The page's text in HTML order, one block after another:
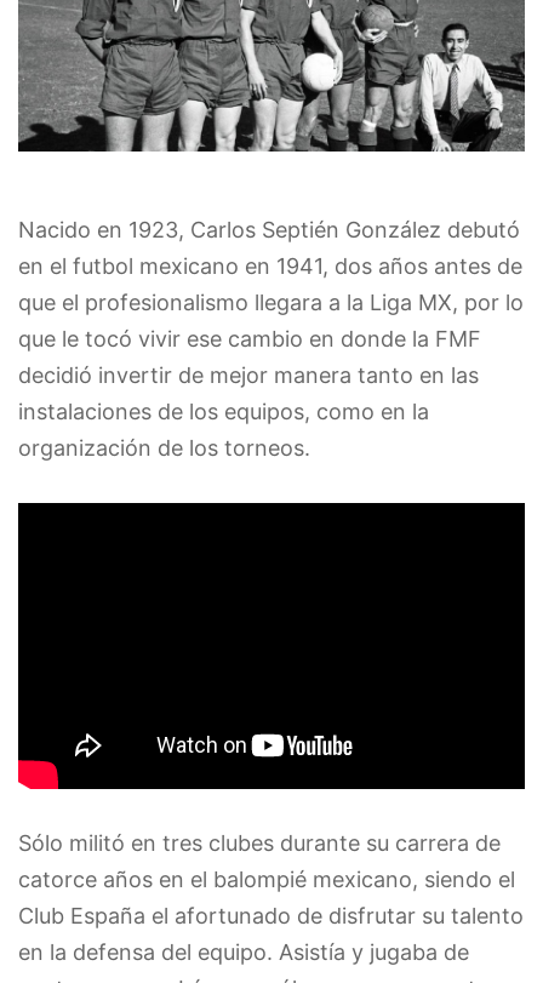
Nacido en 1923, Carlos Septién González debutó
en el futbol mexicano en 1941, dos años antes de
que el profesionalismo llegara a la Liga MX, por lo
que le tocó vivir ese cambio en donde la FMF
decidió invertir de mejor manera tanto en las
instalaciones de los equipos, como en la
organización de los torneos.
Sólo militó en tres clubes durante su carrera de
catorce años en el balompié mexicano, siendo el
Club España el afortunado de disfrutar su talento
en la defensa del equipo. Asistía y jugaba de